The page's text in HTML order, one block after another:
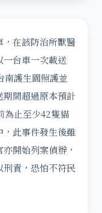
在該防治所獸醫
台車一次載送
南護生園照護並
間超過原本預計
為止至少42隻貓
，此事件發生後雖
開始列案偵辦，
責，恐怕不符民